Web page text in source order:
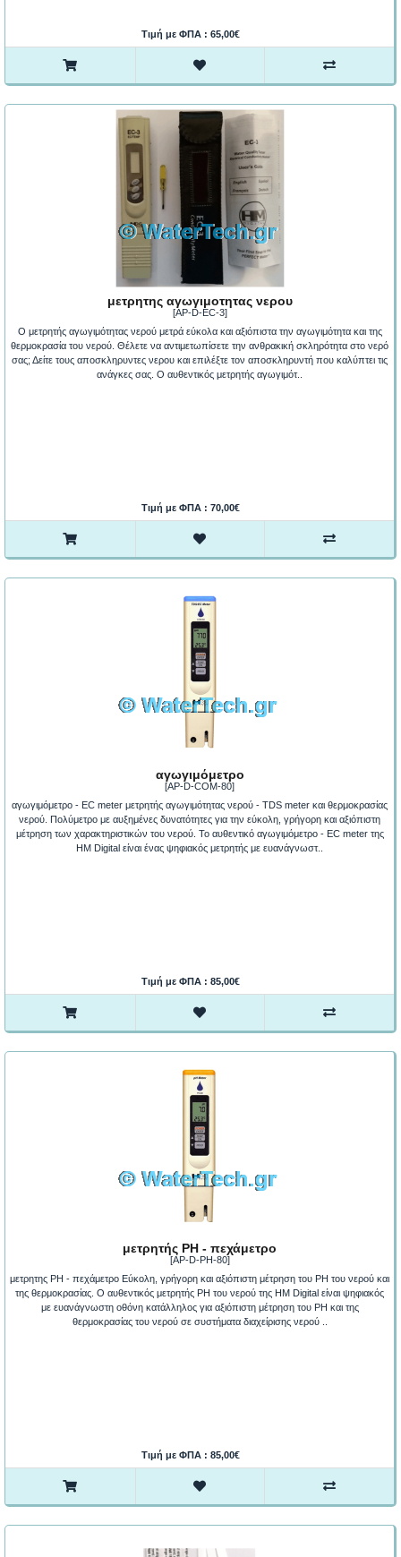
Τιμή με ΦΠΑ : 65,00€
μετρητης αγωγιμοτητας νερου
[AP-D-EC-3]
Ο μετρητής αγωγιμότητας νερού μετρά εύκολα και αξιόπιστα την αγωγιμότητα και της
θερμοκρασία του νερού. Θέλετε να αντιμετωπίσετε την ανθρακική σκληρότητα στο νερό
σας; Δείτε τους αποσκληρυντες νερου και επιλέξτε τον αποσκληρυντή που καλύπτει τις
ανάγκες σας. Ο αυθεντικός μετρητής αγωγιμότ..
Τιμή με ΦΠΑ : 70,00€
αγωγιμόμετρο
[AP-D-COM-80]
αγωγιμόμετρο - EC meter μετρητής αγωγιμότητας νερού - TDS meter και θερμοκρασίας
νερού. Πολύμετρο με αυξημένες δυνατότητες για την εύκολη, γρήγορη και αξιόπιστη
μέτρηση των χαρακτηριστικών του νερού. Το αυθεντικό αγωγιμόμετρο - EC meter της
HM Digital είναι ένας ψηφιακός μετρητής με ευανάγνωστ..
Τιμή με ΦΠΑ : 85,00€
μετρητής PH - πεχάμετρο
[AP-D-PH-80]
μετρητης PH - πεχάμετρο Εύκολη, γρήγορη και αξιόπιστη μέτρηση του PH του νερού και
της θερμοκρασίας. Ο αυθεντικός μετρητής PH του νερού της HM Digital είναι ψηφιακός
με ευανάγνωστη οθόνη κατάλληλος για αξιόπιστη μέτρηση του PH και της
θερμοκρασίας του νερού σε συστήματα διαχείρισης νερού ..
Τιμή με ΦΠΑ : 85,00€